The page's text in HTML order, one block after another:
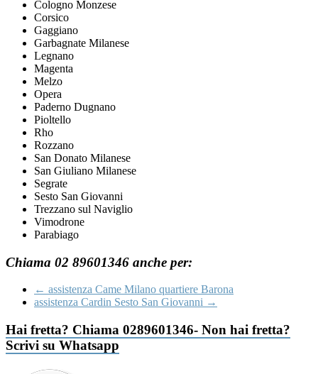
Cologno Monzese
Corsico
Gaggiano
Garbagnate Milanese
Legnano
Magenta
Melzo
Opera
Paderno Dugnano
Pioltello
Rho
Rozzano
San Donato Milanese
San Giuliano Milanese
Segrate
Sesto San Giovanni
Trezzano sul Naviglio
Vimodrone
Parabiago
Chiama 02 89601346 anche per:
← assistenza Came Milano quartiere Barona
assistenza Cardin Sesto San Giovanni →
Hai fretta? Chiama 0289601346- Non hai fretta?
Scrivi su Whatsapp